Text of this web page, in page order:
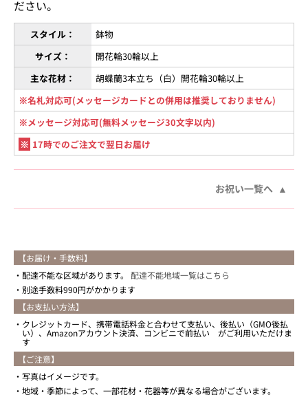
ださい。
スタイル：
鉢物
サイズ：
開花輪30輪以上
主な花材：
胡蝶蘭3本立ち（白）開花輪30輪以上
※名札対応可(メッセージカードとの併用は推奨しておりません)
※メッセージ対応可(無料メッセージ30文字以内)
※ 17時でのご注文で翌日お届け
お祝い一覧へ
【お届け・手数料】
配達不能な区域があります。 配達不能地域一覧はこちら
別途手数料990円がかかります
【お支払い方法】
クレジットカード、携帯電話料金と合わせて支払い、後払い（GMO後払
い）、Amazonアカウント決済、コンビニで前払い がご利用いただけま
す
【ご注意】
写真はイメージです。
地域・季節によって、一部花材・花器等が異なる場合がございます。